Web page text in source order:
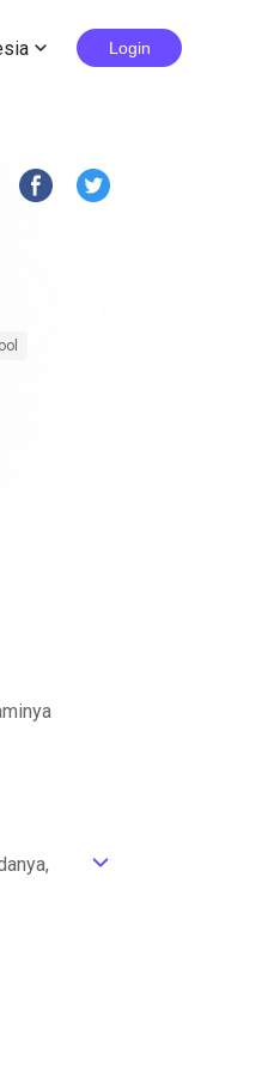
expand_more Login
ic_default